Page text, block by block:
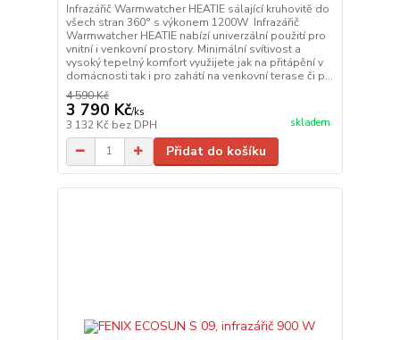
Infrazářič Warmwatcher HEATIE sálající kruhovitě do
všech stran 360° s výkonem 1200W Infrazářič
Warmwatcher HEATIE nabízí univerzální použití pro
vnitní i venkovní prostory. Minimální svítivost a
vysoký tepelný komfort využijete jak na přitápění v
domácnosti tak i pro zahátí na venkovní terase či p...
4 590 Kč
3 790 Kč/ks
3 132 Kč bez DPH skladem
Přidat do košíku